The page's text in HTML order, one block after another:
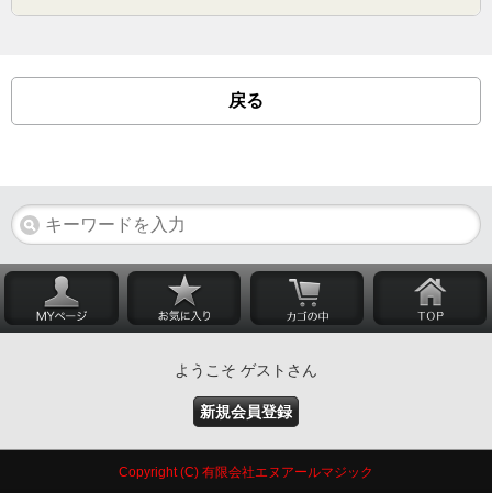
戻る
ようこそ ゲストさん
新規会員登録
Copyright (C) 有限会社エヌアールマジック